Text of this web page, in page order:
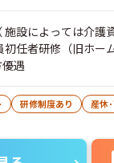
設によっては介護
任者研修（旧ホー
遇
研修制度あり
産休